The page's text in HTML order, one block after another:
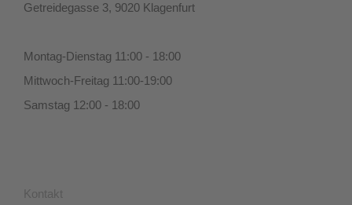
Getreidegasse 3, 9020 Klagenfurt
Montag-Dienstag 11:00 - 18:00
Mittwoch-Freitag 11:00-19:00
Samstag 12:00 - 18:00
Kontakt